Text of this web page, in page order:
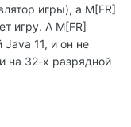
игры), а M[FR]
игру. А M[FR]
11, и он не
на 32-х разрядной